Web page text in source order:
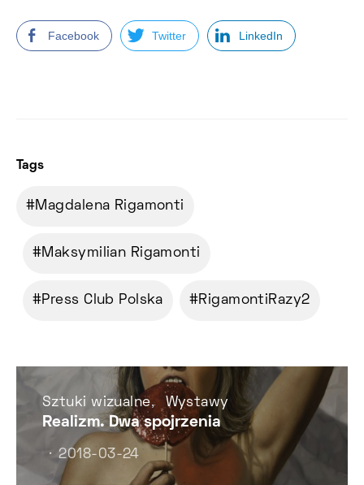
Facebook Twitter LinkedIn
Tags
Magdalena Rigamonti
Maksymilian Rigamonti
Press Club Polska RigamontiRazy2
Sztuki wizualne Wystawy
Realizm. Dwa spojrzenia
2018-03-24